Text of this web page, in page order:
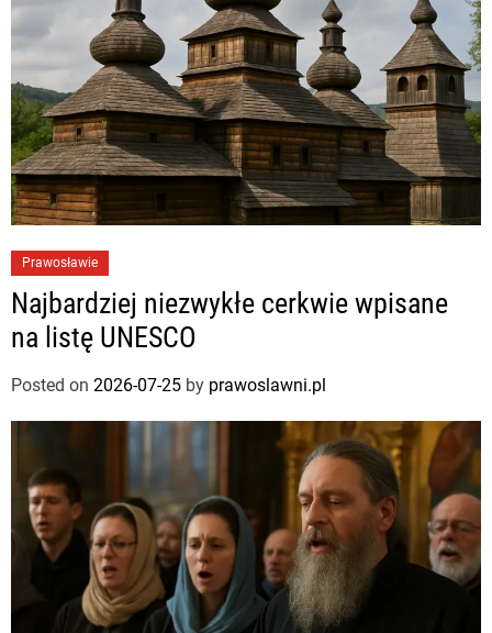
Prawosławie
Najbardziej niezwykłe cerkwie wpisane
na listę UNESCO
Posted on 2026-07-25 by prawoslawni.pl